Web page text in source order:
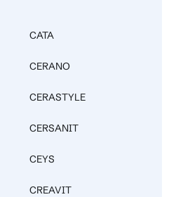
CATA
CERANO
CERASTYLE
CERSANIT
CEYS
CREAVIT